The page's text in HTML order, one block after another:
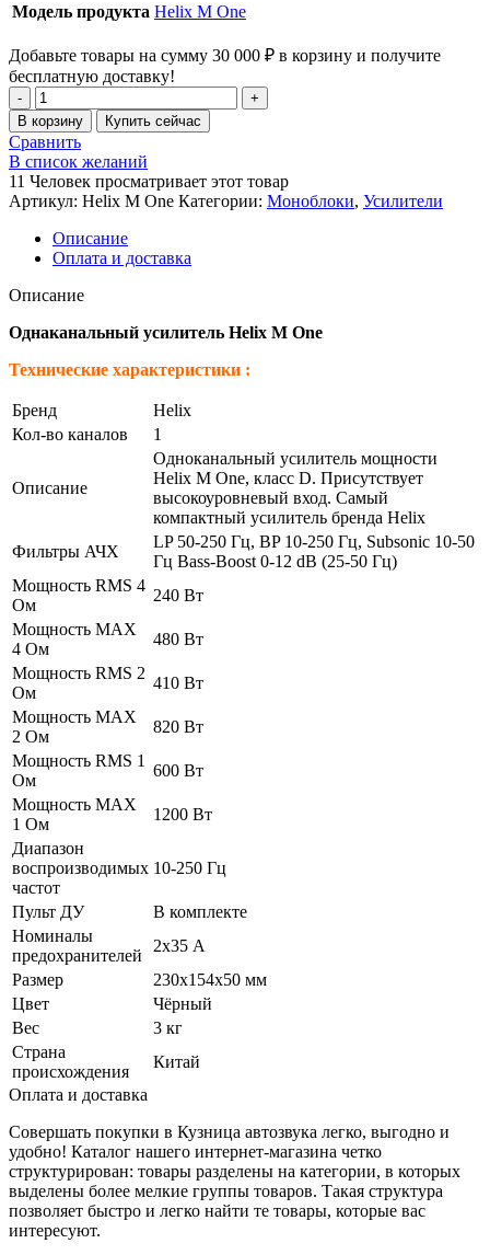
Модель продукта Helix M One
Добавьте товары на сумму 30 000 ₽ в корзину и получите
бесплатную доставку!
В корзину Купить сейчас
Сравнить
В список желаний
11 Человек просматривает этот товар
Артикул: Helix M One Категории: Моноблоки, Усилители
Описание
Оплата и доставка
Описание
Однаканальный усилитель Helix M One
Технические характеристики :
Бренд
Helix
Кол-во каналов
1
Описание
Одноканальный усилитель мощности
Helix M One, класс D. Присутствует
высокоуровневый вход. Самый
компактный усилитель бренда Helix
Фильтры АЧХ
LP 50-250 Гц, BP 10-250 Гц, Subsonic 10-50
Гц Bass-Boost 0-12 dB (25-50 Гц)
Мощность RMS 4
Ом
240 Вт
Мощность MAX
4 Ом
480 Вт
Мощность RMS 2
Ом
410 Вт
Мощность MAX
2 Ом
820 Вт
Мощность RMS 1
Ом
600 Вт
Мощность MAX
1 Ом
1200 Вт
Диапазон
воспроизводимых
частот
10-250 Гц
Пульт ДУ
В комплекте
Номиналы
предохранителей
2х35 А
Размер
230х154х50 мм
Цвет
Чёрный
Вес
3 кг
Страна
происхождения
Китай
Оплата и доставка
Совершать покупки в Кузница автозвука легко, выгодно и
удобно! Каталог нашего интернет-магазина четко
структурирован: товары разделены на категории, в которых
выделены более мелкие группы товаров. Такая структура
позволяет быстро и легко найти те товары, которые вас
интересуют.